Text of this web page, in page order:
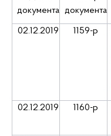
документа документа
02.12.2019 1159-р
02.12.2019 1160-р